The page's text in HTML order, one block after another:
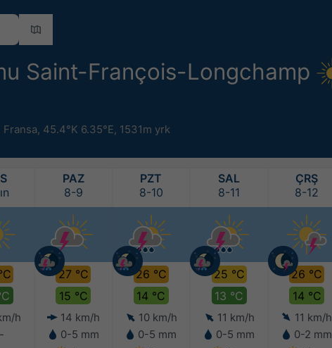
Saint-François-Longchamp
Fransa, 45.4°K 6.35°E, 1531m yrk
h
-
PAZ
8-9
27 °C
15 °C
14 km/h
0-5 mm
PZT
8-10
26 °C
14 °C
10 km/h
0-5 mm
SAL
8-11
25 °C
13 °C
11 km/h
0-5 mm
ÇRŞ
8-12
26 °C
14 °C
11 km/h
0-2 mm